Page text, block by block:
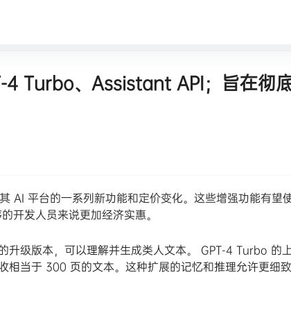
Turbo、Assistant API；旨在彻
AI 平台的一系列新功能和定价变化。这些增强功能有望
开发人员来说更加经济实惠。
级版本，可以理解并生成类人文本。 GPT-4 Turbo 的
当于 300 页的文本。这种扩展的记忆和推理允许更细